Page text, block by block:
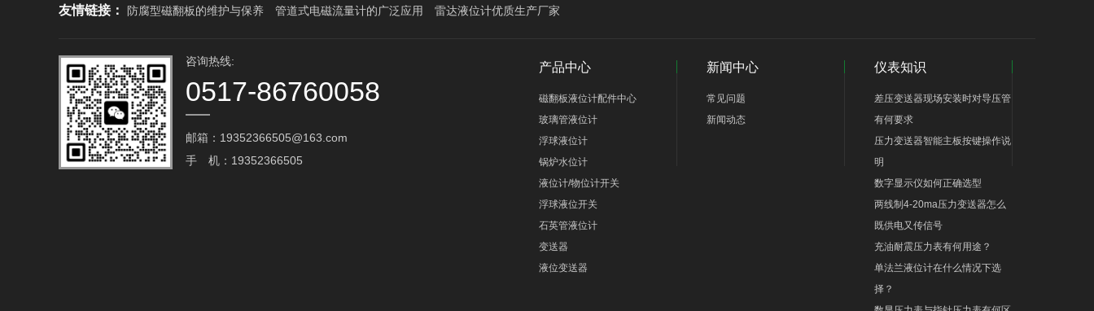
友情链接： 防腐型磁翻板的维护与保养 管道式电磁流量计的广泛应用 雷达液位计优质生产厂家
咨询热线:
0517-86760058
邮箱：19352366505@163.com‬
手 机：19352366505
产品中心
磁翻板液位计配件中心
玻璃管液位计
浮球液位计
锅炉水位计
液位计/物位计开关
浮球液位开关
石英管液位计
变送器
液位变送器
新闻中心
常见问题
新闻动态
仪表知识
差压变送器现场安装时对导压管
有何要求
压力变送器智能主板按键操作说
明
数字显示仪如何正确选型
两线制4-20ma压力变送器怎么
既供电又传信号
充油耐震压力表有何用途？
单法兰液位计在什么情况下选
择？